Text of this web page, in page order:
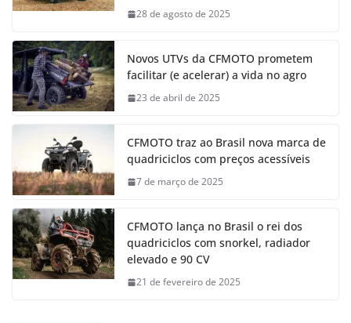
28 de agosto de 2025
Novos UTVs da CFMOTO prometem
facilitar (e acelerar) a vida no agro
23 de abril de 2025
CFMOTO traz ao Brasil nova marca de
quadriciclos com preços acessíveis
7 de março de 2025
CFMOTO lança no Brasil o rei dos
quadriciclos com snorkel, radiador
elevado e 90 CV
21 de fevereiro de 2025